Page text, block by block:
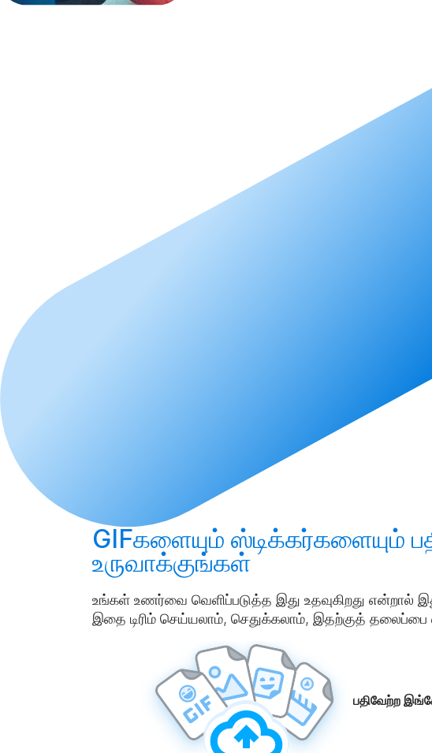
GIFகளையும் ஸ்டிக்கர்களையும்
உருவாக்குங்கள்
உங்கள் உணர்வை வெளிப்படுத்த இது உதவுகிறது என்றால்
இதை டிரிம் செய்யலாம், செதுக்கலாம், இதற்குத்
பதிவேற்ற